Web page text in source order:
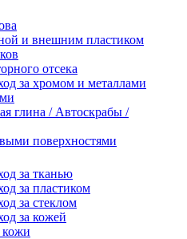
и внешним пластиком
отсека
за хромом и металлами
глина / Автоскрабы /
поверхностями
за тканью
за пластиком
за стеклом
за кожей
кожи